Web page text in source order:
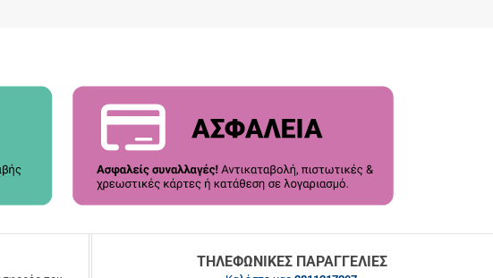
ΤΗΛΕΦΩΝΙΚΕΣ ΠΑΡΑΓΓΕΛΙΕΣ